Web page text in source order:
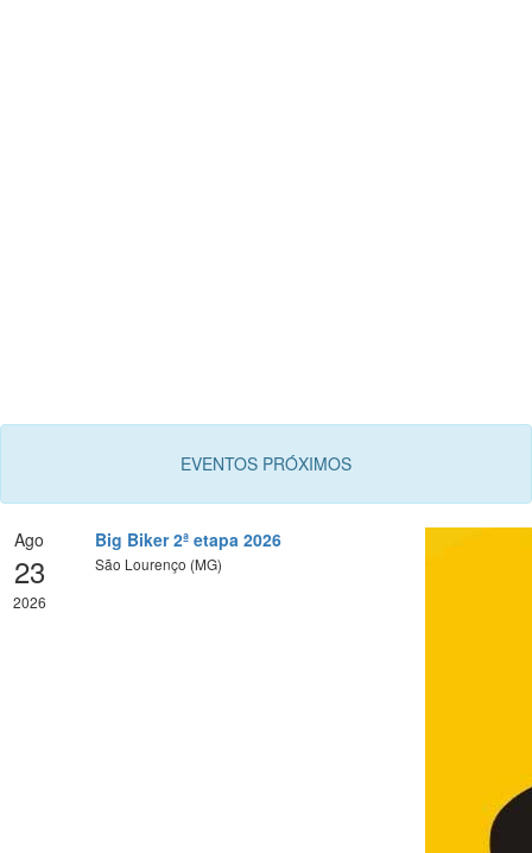
EVENTOS PRÓXIMOS
Ago
23
2026
Big Biker 2ª etapa 2026
São Lourenço (MG)